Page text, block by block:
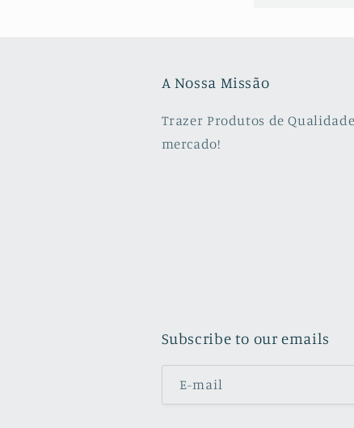
A Nossa Missão
Trazer Produtos de
mercado!
Subscribe to our emails
E-mail